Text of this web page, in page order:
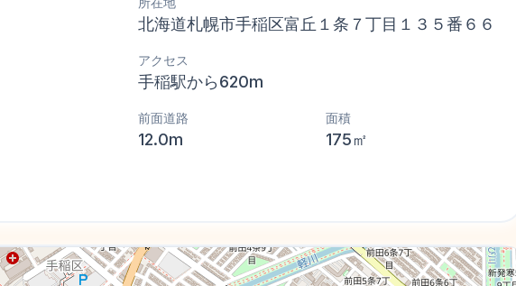
北海道札幌市手稲区富丘１条７丁目１３５番６６
アクセス
手稲駅から620m
前面道路
12.0m
面積
175㎡